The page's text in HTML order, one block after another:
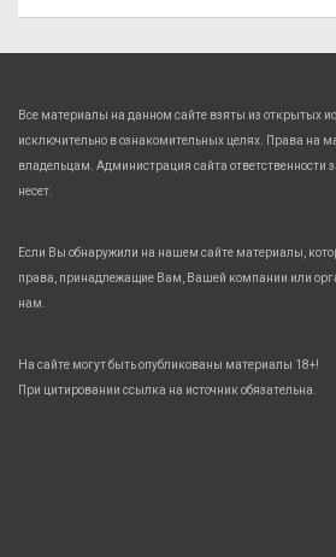
Все материалы на данном сайте взяты из открытых
исключительно в ознакомительных целях. Права на
владельцам. Администрация сайта ответственности
несет.
Если Вы обнаружили на нашем сайте материалы,
права, принадлежащие Вам, Вашей компании или
нам.
На сайте могут быть опубликованы материалы 18+!
При цитировании ссылка на источник обязательна.